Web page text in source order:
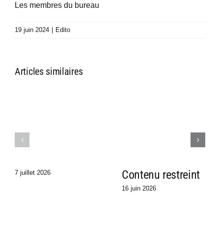
Les membres du bureau
19 juin 2024 Edito
Articles similaires
7 juillet 2026 Contenu restreint
16 juin 2026